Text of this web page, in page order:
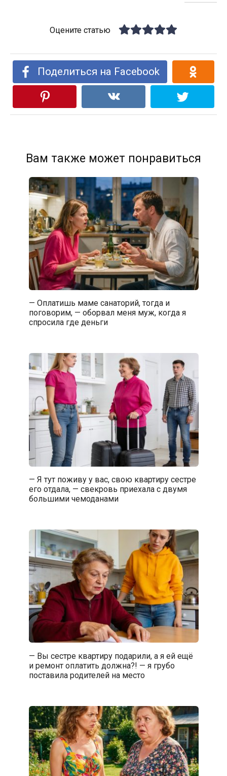
Оцените статью
Поделиться на Facebook
Вам также может понравиться
— Оплатишь маме санаторий, тогда и
поговорим, — оборвал меня муж, когда я
спросила где деньги
— Я тут поживу у вас, свою квартиру сестре
его отдала, — свекровь приехала с двумя
большими чемоданами
— Вы сестре квартиру подарили, а я ей ещё
и ремонт оплатить должна?! — я грубо
поставила родителей на место